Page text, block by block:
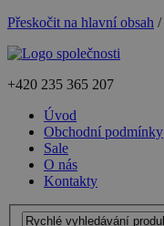
Přeskočit na hlavní obsah /
+420 235 365 207
Úvod
Obchodní podmínky
Sale
O nás
Kontakty